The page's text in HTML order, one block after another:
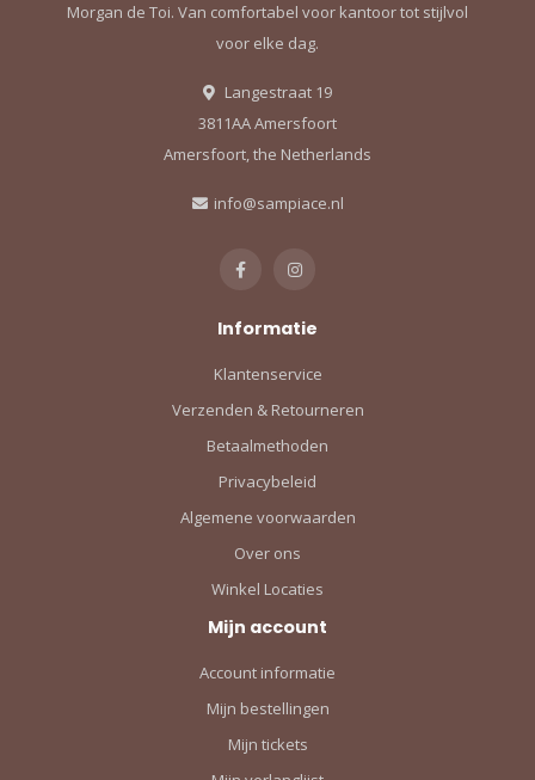
Morgan de Toi. Van comfortabel voor kantoor tot stijlvol
voor elke dag.
Langestraat 19
3811AA Amersfoort
Amersfoort, the Netherlands
info@sampiace.nl
Informatie
Klantenservice
Verzenden & Retourneren
Betaalmethoden
Privacybeleid
Algemene voorwaarden
Over ons
Winkel Locaties
Mijn account
Account informatie
Mijn bestellingen
Mijn tickets